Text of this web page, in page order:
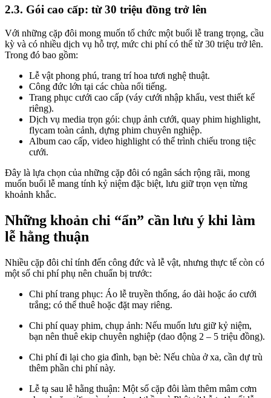
2.3. Gói cao cấp: từ 30 triệu đồng trở lên
Với những cặp đôi mong muốn tổ chức một buổi lễ trang trọng, cầu
kỳ và có nhiều dịch vụ hỗ trợ, mức chi phí có thể từ 30 triệu trở lên.
Trong đó bao gồm:
Lễ vật phong phú, trang trí hoa tươi nghệ thuật.
Công đức lớn tại các chùa nổi tiếng.
Trang phục cưới cao cấp (váy cưới nhập khẩu, vest thiết kế
riêng).
Dịch vụ media trọn gói: chụp ảnh cưới, quay phim highlight,
flycam toàn cảnh, dựng phim chuyên nghiệp.
Album cao cấp, video highlight có thể trình chiếu trong tiệc
cưới.
Đây là lựa chọn của những cặp đôi có ngân sách rộng rãi, mong
muốn buổi lễ mang tính kỷ niệm đặc biệt, lưu giữ trọn vẹn từng
khoảnh khắc.
Những khoản chi “ẩn” cần lưu ý khi làm
lễ hằng thuận
Nhiều cặp đôi chỉ tính đến công đức và lễ vật, nhưng thực tế còn có
một số chi phí phụ nên chuẩn bị trước:
Chi phí trang phục: Áo lễ truyền thống, áo dài hoặc áo cưới
trắng; có thể thuê hoặc đặt may riêng.
Chi phí quay phim, chụp ảnh: Nếu muốn lưu giữ kỷ niệm,
bạn nên thuê ekip chuyên nghiệp (dao động 2 – 5 triệu đồng).
Chi phí đi lại cho gia đình, bạn bè: Nếu chùa ở xa, cần dự trù
thêm phần chi phí này.
Lễ tạ sau lễ hằng thuận: Một số cặp đôi làm thêm mâm cơm